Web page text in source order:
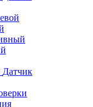
Датчик